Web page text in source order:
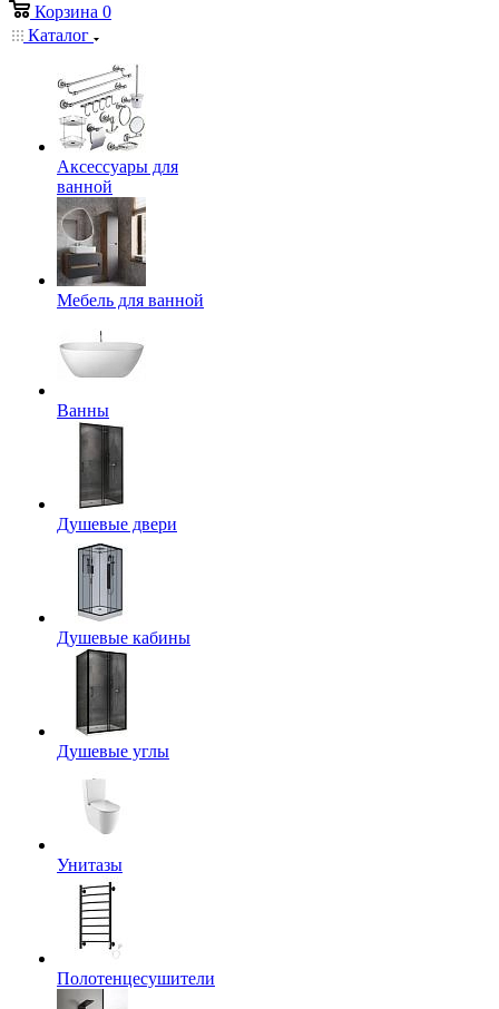
Корзина 0
Каталог
Аксессуары для
ванной
Мебель для ванной
Ванны
Душевые двери
Душевые кабины
Душевые углы
Унитазы
Полотенцесушители